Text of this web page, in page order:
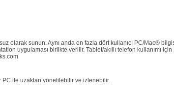
olarak sunun. Aynı anda en fazla dört kullanıcı PC/Mac®
uygulaması birlikte verilir. Tablet/akıllı telefon kullanımı
PC ile uzaktan yönetilebilir ve izlenebilir.